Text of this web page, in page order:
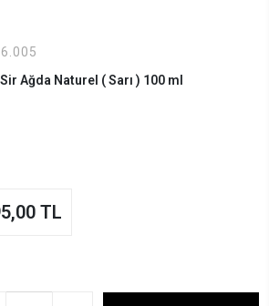
Ağda Naturel ( Sarı ) 100 ml
TL